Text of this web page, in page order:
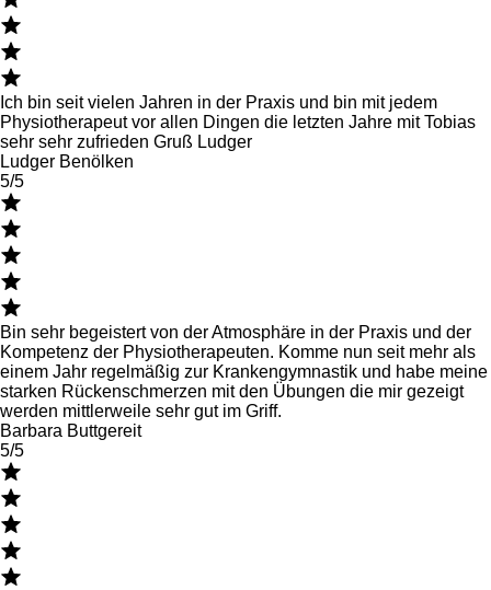
Ich bin seit vielen Jahren in der Praxis und bin mit jedem
Physiotherapeut vor allen Dingen die letzten Jahre mit Tobias
sehr sehr zufrieden Gruß Ludger
Ludger Benölken
5/5
Bin sehr begeistert von der Atmosphäre in der Praxis und der
Kompetenz der Physiotherapeuten. Komme nun seit mehr als
einem Jahr regelmäßig zur Krankengymnastik und habe meine
starken Rückenschmerzen mit den Übungen die mir gezeigt
werden mittlerweile sehr gut im Griff.
Barbara Buttgereit
5/5